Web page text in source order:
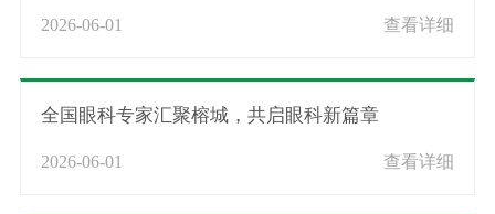
2026-06-01 查看详细
全国眼科专家汇聚榕城，共启眼科新篇章
2026-06-01 查看详细